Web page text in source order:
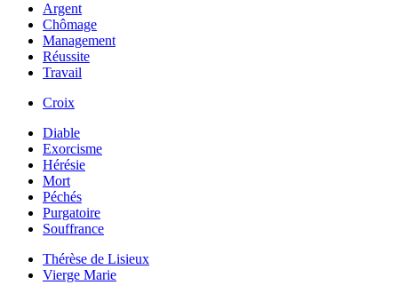
Argent
Chômage
Management
Réussite
Travail
Croix
Diable
Exorcisme
Hérésie
Mort
Péchés
Purgatoire
Souffrance
Thérèse de Lisieux
Vierge Marie